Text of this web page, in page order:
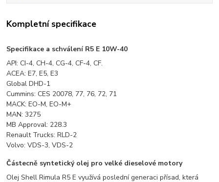
Kompletní specifikace
Specifikace a schválení R5 E 10W-40
API: CI-4, CH-4, CG-4, CF-4, CF.
ACEA: E7, E5, E3
Global DHD-1
Cummins: CES 20078, 77, 76, 72, 71
MACK: EO-M, EO-M+
MAN: 3275
MB Approval: 228.3
Renault Trucks: RLD-2
Volvo: VDS-3, VDS-2
Částecně syntetický olej pro velké dieselové motory
Olej Shell Rimula R5 E využívá poslední generaci přísad, která